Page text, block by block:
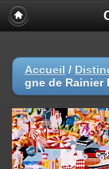
Accueil /
gne de Rainier